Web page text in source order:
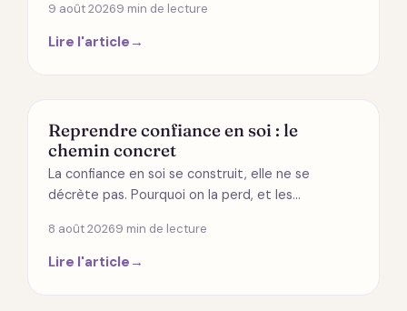
9 août 20269 min de lecture
Lire l'article →
DÉVELOPPEMENT PERSONNEL
Reprendre confiance en soi : le
chemin concret
La confiance en soi se construit, elle ne se
décrète pas. Pourquoi on la perd, et les…
8 août 20269 min de lecture
Lire l'article →